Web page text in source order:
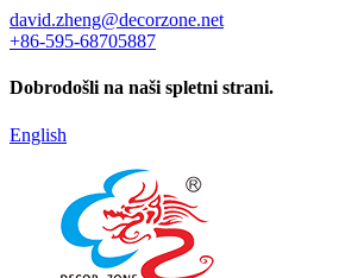
david.zheng@decorzone.net
+86-595-68705887
Dobrodošli na naši spletni strani.
English